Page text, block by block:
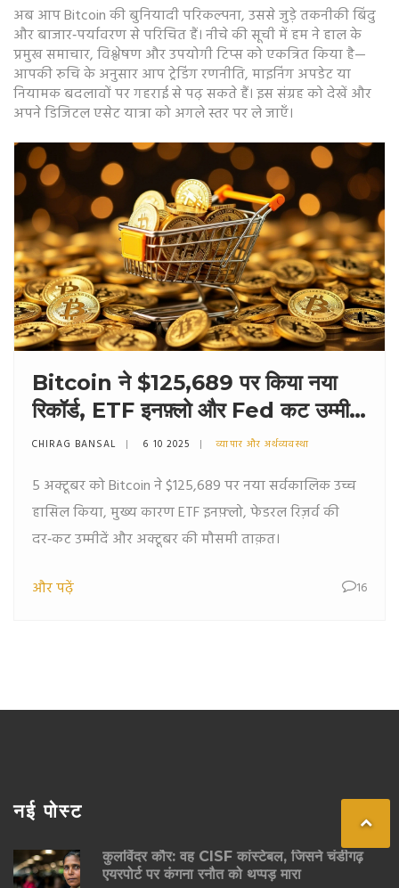
अब आप Bitcoin की बुनियादी परिकल्पना, उससे जुड़े तकनीकी बिंदु
और बाजार‑पर्यावरण से परिचित हैं। नीचे की सूची में हम ने हाल के
प्रमुख समाचार, विश्लेषण और उपयोगी टिप्स को एकत्रित किया है—
आपकी रुचि के अनुसार आप ट्रेडिंग रणनीति, माइनिंग अपडेट या
नियामक बदलावों पर गहराई से पढ़ सकते हैं। इस संग्रह को देखें और
अपने डिजिटल एसेट यात्रा को अगले स्तर पर ले जाएँ।
Bitcoin ने $125,689 पर किया नया
रिकॉर्ड, ETF इनफ़्लो और Fed कट उम्मीदों
ने बढ़ावा दिया
CHIRAG BANSAL 6 10 2025 व्यापार और अर्थव्यवस्था
5 अक्टूबर को Bitcoin ने $125,689 पर नया सर्वकालिक उच्च
हासिल किया, मुख्य कारण ETF इनफ़्लो, फेडरल रिज़र्व की
दर‑कट उम्मीदें और अक्टूबर की मौसमी ताक़त।
और पढ़ें 16
नई पोस्ट
कुलविंदर कौर: वह CISF कांस्टेबल, जिसने चंडीगढ़
एयरपोर्ट पर कंगना रनौत को थप्पड़ मारा